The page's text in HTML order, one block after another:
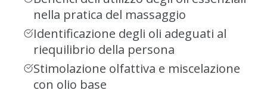
nella pratica del massaggio
Identificazione degli oli adeguati al
riequilibrio della persona
Stimolazione olfattiva e miscelazione
con olio base